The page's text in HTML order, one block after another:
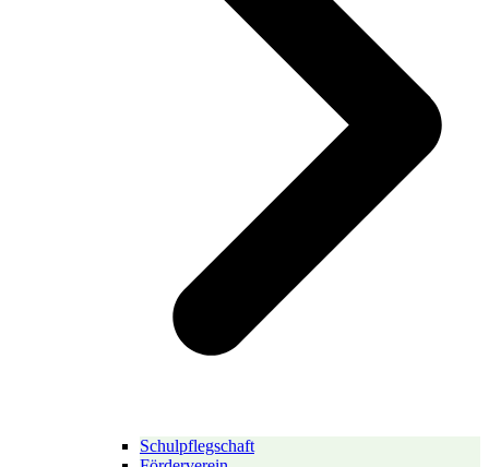
Schulpflegschaft